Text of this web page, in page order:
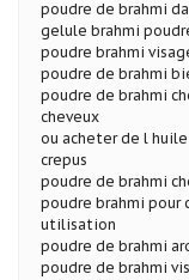
poudre de brahmi
gelule brahmi
poudre brahmi
poudre de brahmi
poudre de brahmi
cheveux
ou acheter de l
crepus
poudre de brahmi
poudre brahmi pour
utilisation
poudre de brahmi
poudre de brahmi